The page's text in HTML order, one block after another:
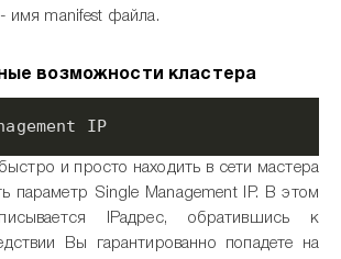
имя manifest файла.
возможности кластера
IP
и просто находить в сети мастера
параметр Single Management IP. В этом
IPадрес, обратившись к
Вы гарантированно попадете на